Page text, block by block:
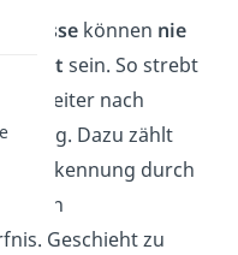
können nie
sein. So strebt
weiter nach
Dazu zählt
Anerkennung durch
ein
Geschieht zu